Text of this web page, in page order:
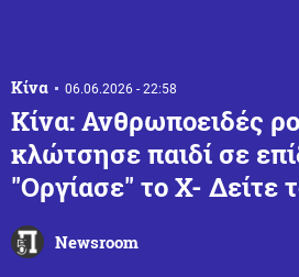
Κίνα 06.06.2026 - 22:58
Κίνα: Ανθρωποειδές
κλώτσησε παιδί σε
"Οργίασε" το X- Δείτε
Newsroom